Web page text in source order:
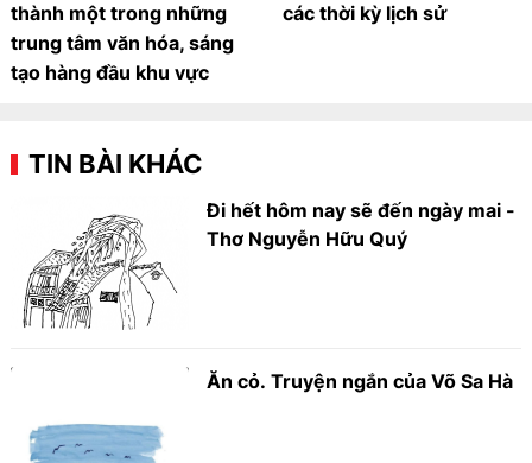
thành một trong những
trung tâm văn hóa, sáng
tạo hàng đầu khu vực
các thời kỳ lịch sử
TIN BÀI KHÁC
Đi hết hôm nay sẽ đến ngày mai -
Thơ Nguyễn Hữu Quý
Ăn cỏ. Truyện ngắn của Võ Sa Hà